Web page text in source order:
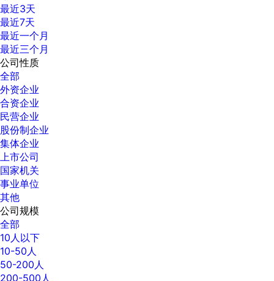
最近3天
最近7天
最近一个月
最近三个月
公司性质
全部
外资企业
合资企业
民营企业
股份制企业
集体企业
上市公司
国家机关
事业单位
其他
公司规模
全部
10人以下
10-50人
50-200人
200-500人